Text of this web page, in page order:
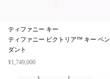
ティファニー キー
ティファニー ビクトリア™ キー ペン
ダント
¥1,749,000